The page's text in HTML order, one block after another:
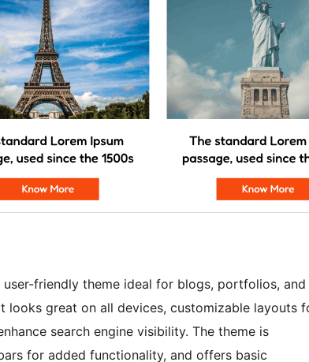
user-friendly theme ideal for blogs, portfolios, and
looks great on all devices, customizable layouts
search engine visibility. The theme is
for added functionality, and offers basic